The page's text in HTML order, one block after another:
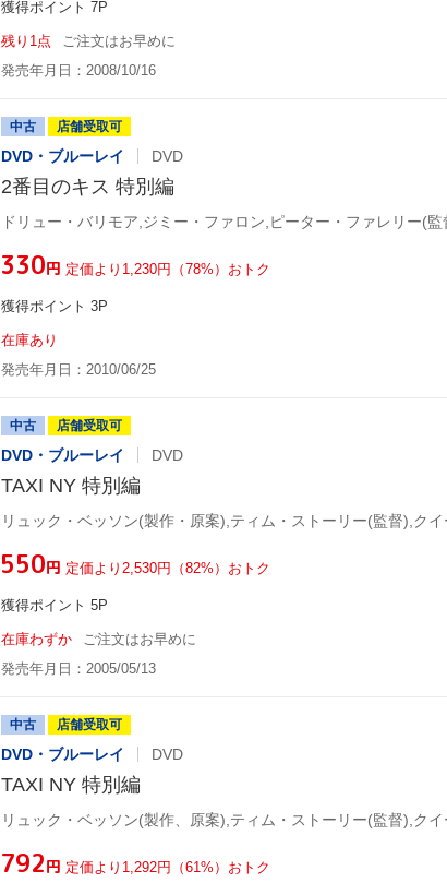
獲得ポイント 7P
残り1点
ご注文はお早めに
発売年月日：2008/10/16
中古 店舗受取可
DVD・ブルーレイ DVD
2番目のキス 特別編
¥330円 定価より1,230円（78%）おトク
獲得ポイント 3P
在庫あり
発売年月日：2010/06/25
中古 店舗受取可
DVD・ブルーレイ DVD
TAXI NY 特別編
¥550円 定価より2,530円（82%）おトク
獲得ポイント 5P
在庫わずか
ご注文はお早めに
発売年月日：2005/05/13
中古 店舗受取可
DVD・ブルーレイ DVD
TAXI NY 特別編
¥792円 定価より1,292円（61%）おトク